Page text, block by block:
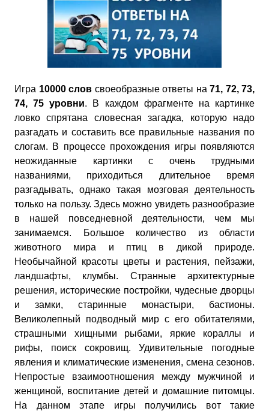
Игра 10000 слов своеобразные ответы на 71, 72, 73,
74, 75 уровни. В каждом фрагменте на картинке
ловко спрятана словесная загадка, которую надо
разгадать и составить все правильные названия по
слогам. В процессе прохождения игры появляются
неожиданные картинки с очень трудными
названиями, приходиться длительное время
разгадывать, однако такая мозговая деятельность
только на пользу. Здесь можно увидеть разнообразие
в нашей повседневной деятельности, чем мы
занимаемся. Большое количество из области
животного мира и птиц в дикой природе.
Необычайной красоты цветы и растения, пейзажи,
ландшафты, клумбы. Странные архитектурные
решения, исторические постройки, чудесные дворцы
и замки, старинные монастыри, бастионы.
Великолепный подводный мир с его обитателями,
страшными хищными рыбами, яркие кораллы и
рифы, поиск сокровищ. Удивительные погодные
явления и климатические изменения, смена сезонов.
Непростые взаимоотношения между мужчиной и
женщиной, воспитание детей и домашние питомцы.
На данном этапе игры получились вот такие